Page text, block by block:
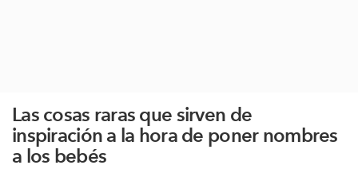
Las cosas raras que sirven de
inspiración a la hora de poner nombres
a los bebés